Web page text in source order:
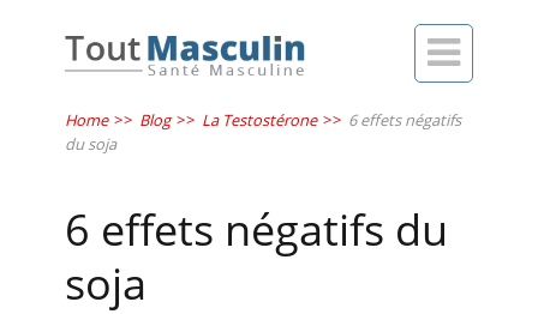

Home >> Blog >> La Testostérone >> 6 effets négatifs
du soja
6 effets négatifs du
soja